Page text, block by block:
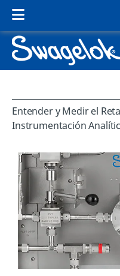
Entender y Medir el
Instrumentación